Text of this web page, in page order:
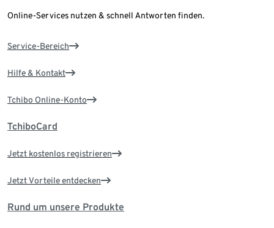
Online-Services nutzen & schnell Antworten finden.
Service-Bereich
Hilfe & Kontakt
Tchibo Online-Konto
TchiboCard
Jetzt kostenlos registrieren
Jetzt Vorteile entdecken
Rund um unsere Produkte